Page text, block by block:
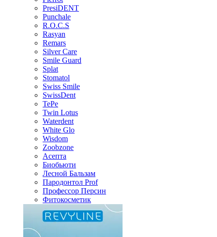
PresiDENT
Punchale
R.O.C.S
Rasyan
Remars
Silver Care
Smile Guard
Splat
Stomatol
Swiss Smile
SwissDent
TePe
Twin Lotus
Waterdent
White Glo
Wisdom
Zoobzone
Асепта
Биобьюти
Лесной Бальзам
Пародонтол Prof
Профессор Персин
Фитокосметик